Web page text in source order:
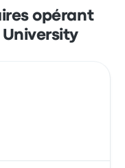
Visa,
Pay et
opérant